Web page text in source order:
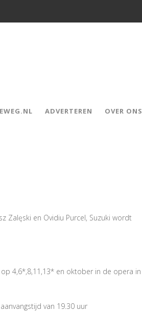
ADVERTEREN OVER ONS
Zalęski en Ovidiu Purcel, Suzuki wordt
4,6*,8,11,13* en oktober in de opera in
van 19.30 uur